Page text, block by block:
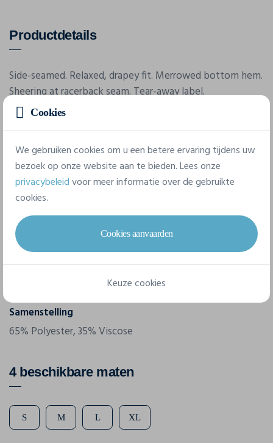
Productdetails
Side-seamed. Relaxed, drapey fit. Merrowed bottom hem.
Sheering at racerback seam. Tear-away label.
Merk
Bella-Canvas
Referentie
8800
Gram/m²
Samenstelling
65% Polyester, 35% Viscose
4 beschikbare maten
S M L XL
Cookies
We gebruiken cookies om u een betere ervaring tijdens uw
bezoek op onze website aan te bieden. Lees onze
privacybeleidvoor meer informatie over de gebruikte
cookies.
Cookies aanvaarden
Keuze cookies